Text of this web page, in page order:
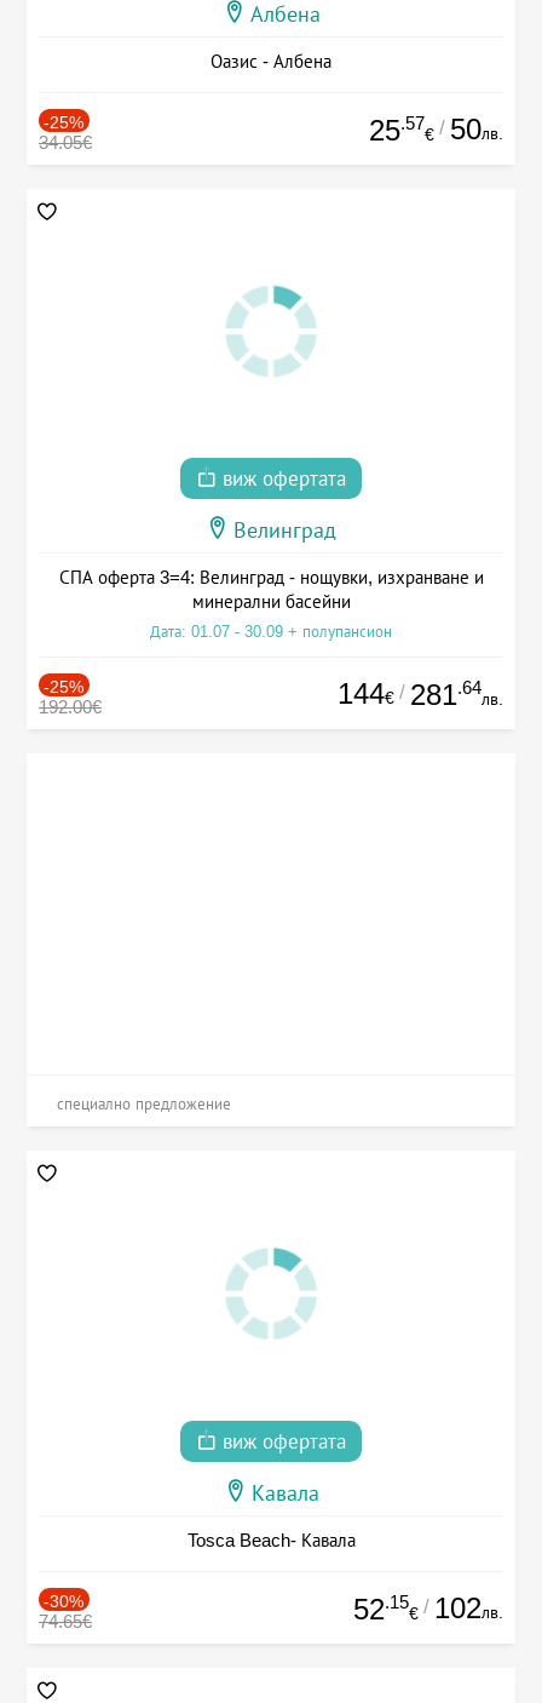
Албена
Оазис - Албена
-25%
34.05€ 25.57
€ / 50лв.
виж офертата
Велинград
СПА оферта 3=4: Велинград - нощувки, изхранване и
минерални басейни
Дата: 01.07 - 30.09 + полупансион
-25%
192.00€ 144€ / 281.64
лв.
специално предложение
виж офертата
Кавала
Tosca Beach- Кавала
-30%
74.65€ 52.15
€ / 102лв.